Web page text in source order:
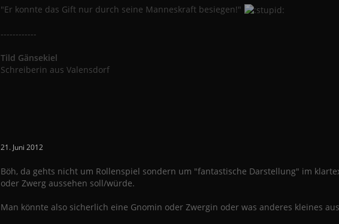
"Er konnte das Gift nur durch seine Manneskraft besiegen!"
------------
Tild Gänsekiel
Schreiberin aus Valensdorf
21. Juni 2012
Böh, da gehts nicht um Rollenspiel sondern um "fantastische Darstellung" im
oder Zwerg aussehen soll/würde.
Man könnte also sicherlich eine Gnomin oder Zwergin oder was anderes kleines